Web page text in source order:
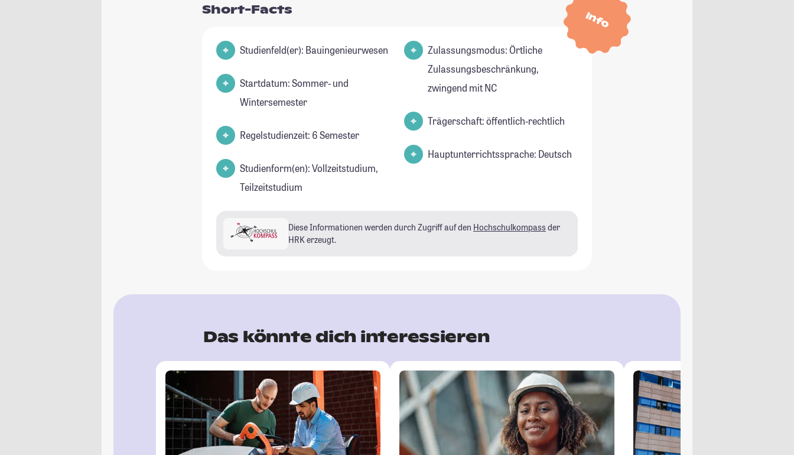
Info
Short-Facts
Studienfeld(er): Bauingenieurwesen
Startdatum: Sommer- und
Wintersemester
Regelstudienzeit: 6 Semester
Studienform(en): Vollzeitstudium,
Teilzeitstudium
Zulassungsmodus: Örtliche
Zulassungsbeschränkung,
zwingend mit NC
Trägerschaft: öffentlich-rechtlich
Hauptunterrichtssprache: Deutsch
Diese Informationen werden durch Zugriff auf den Hochschulkompass der
HRK erzeugt.
Das könnte dich interessieren